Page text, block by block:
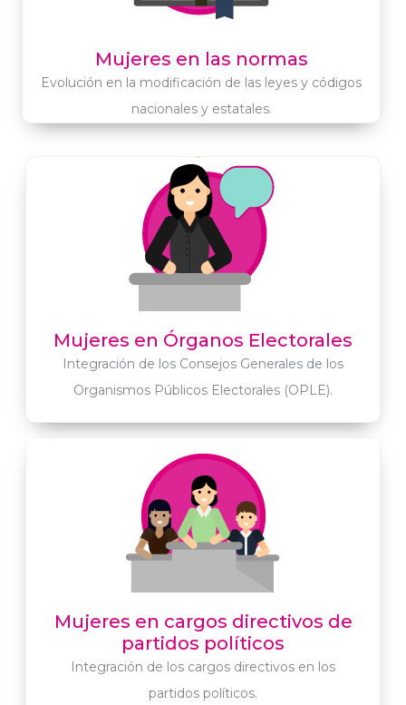
Mujeres en las normas
Evolución en la modificación de las leyes y códigos
nacionales y estatales.
Mujeres en Órganos Electorales
Integración de los Consejos Generales de los
Organismos Públicos Electorales (OPLE).
Mujeres en cargos directivos de
partidos políticos
Integración de los cargos directivos en los
partidos políticos.